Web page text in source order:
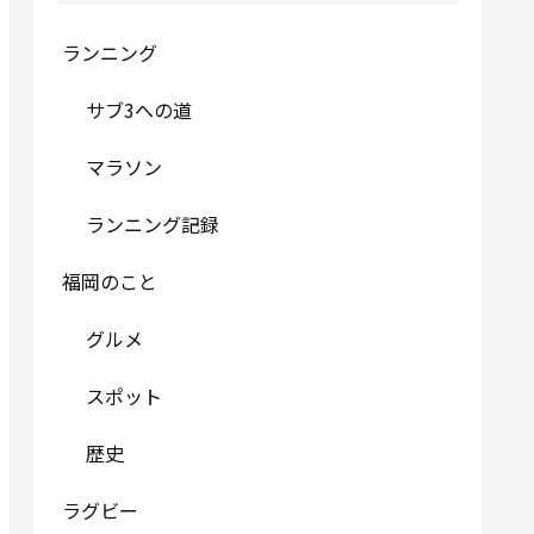
ランニング
サブ3への道
マラソン
ランニング記録
福岡のこと
グルメ
スポット
歴史
ラグビー